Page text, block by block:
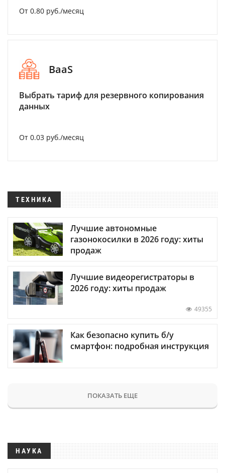
От 0.80 руб./месяц
BaaS
Выбрать тариф для резервного копирования
данных
От 0.03 руб./месяц
ТЕХНИКА
Лучшие автономные
газонокосилки в 2026 году: хиты
продаж
Лучшие видеорегистраторы в
2026 году: хиты продаж
49355
Как безопасно купить б/у
смартфон: подробная инструкция
ПОКАЗАТЬ ЕЩЕ
НАУКА